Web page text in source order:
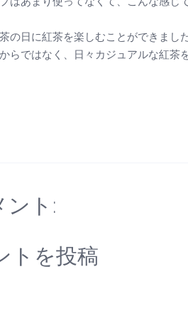
の日に紅茶を楽しむことができまし
らではなく、日々カジュアルな紅茶
ント:
トを投稿